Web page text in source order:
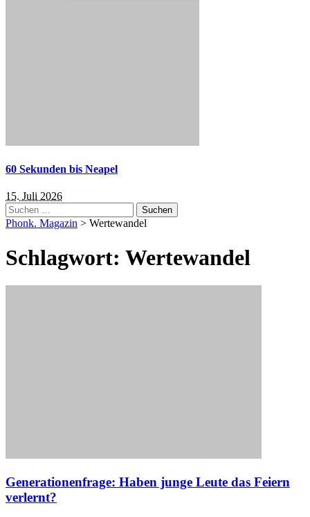
60 Sekunden bis Neapel
15. Juli 2026
Suchen
nach:
Phonk. Magazin > Wertewandel
Schlagwort: Wertewandel
Generationenfrage: Haben junge Leute das Feiern
verlernt?